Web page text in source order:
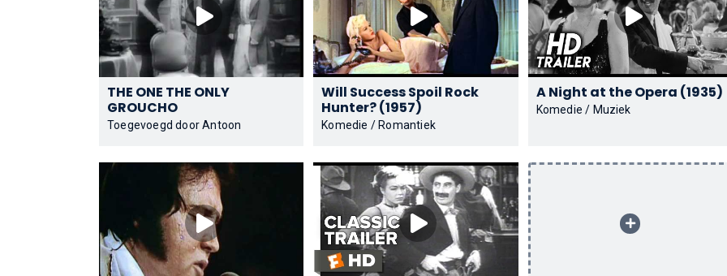
THE ONE THE ONLY
GROUCHO
Toegevoegd door Antoon
Will Success Spoil Rock
Hunter? (1957)
Komedie / Romantiek
A Night at the Opera (1935)
Komedie / Muziek